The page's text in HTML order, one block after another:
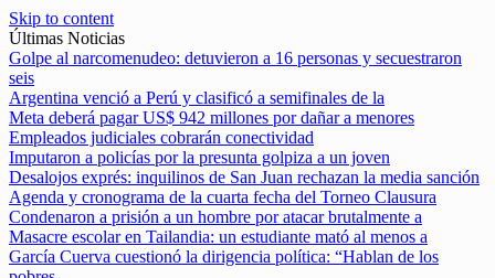
Skip to content
Últimas Noticias
Golpe al narcomenudeo: detuvieron a 16 personas y secuestraron
seis
Argentina venció a Perú y clasificó a semifinales de la
Meta deberá pagar US$ 942 millones por dañar a menores
Empleados judiciales cobrarán conectividad
Imputaron a policías por la presunta golpiza a un joven
Desalojos exprés: inquilinos de San Juan rechazan la media sanción
Agenda y cronograma de la cuarta fecha del Torneo Clausura
Condenaron a prisión a un hombre por atacar brutalmente a
Masacre escolar en Tailandia: un estudiante mató al menos a
García Cuerva cuestionó la dirigencia política: “Hablan de los